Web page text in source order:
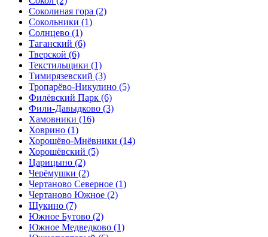
Соколиная гора (2)
Сокольники (1)
Солнцево (1)
Таганский (6)
Тверской (6)
Текстильщики (1)
Тимирязевский (3)
Тропарёво-Никулино (5)
Филёвский Парк (6)
Фили-Давыдково (3)
Хамовники (16)
Ховрино (1)
Хорошёво-Мнёвники (14)
Хорошёвский (5)
Царицыно (2)
Черёмушки (2)
Чертаново Северное (1)
Чертаново Южное (2)
Щукино (7)
Южное Бутово (2)
Южное Медведково (1)